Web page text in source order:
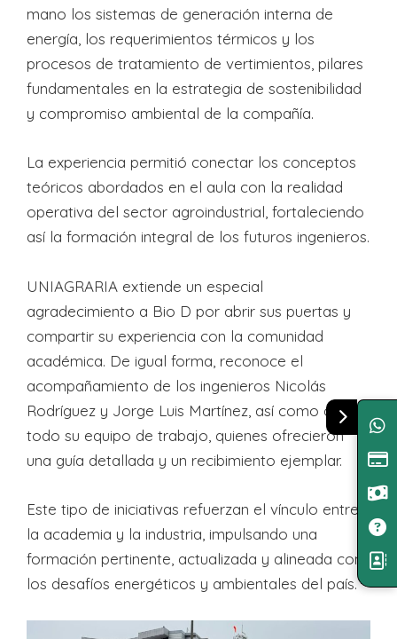
mano los sistemas de generación interna de
energía, los requerimientos térmicos y los
procesos de tratamiento de vertimientos, pilares
fundamentales en la estrategia de sostenibilidad
y compromiso ambiental de la compañía.
La experiencia permitió conectar los conceptos
teóricos abordados en el aula con la realidad
operativa del sector agroindustrial, fortaleciendo
así la formación integral de los futuros ingenieros.
UNIAGRARIA extiende un especial
agradecimiento a Bio D por abrir sus puertas y
compartir su experiencia con la comunidad
académica. De igual forma, reconoce el
acompañamiento de los ingenieros Nicolás
Rodríguez y Jorge Luis Martínez, así como de
todo su equipo de trabajo, quienes ofrecieron
una guía detallada y un recibimiento ejemplar.
Este tipo de iniciativas refuerzan el vínculo entre
la academia y la industria, impulsando una
formación pertinente, actualizada y alineada con
los desafíos energéticos y ambientales del país.